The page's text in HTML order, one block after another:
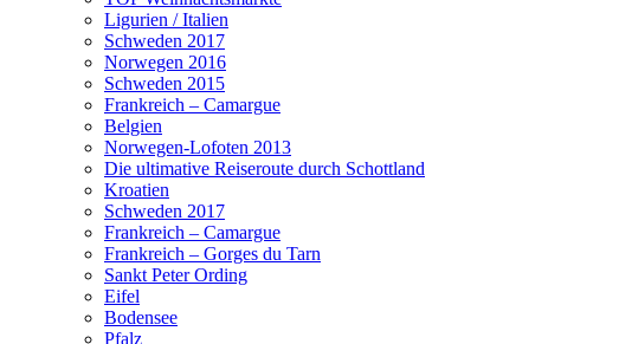
Ligurien / Italien
Schweden 2017
Norwegen 2016
Schweden 2015
Frankreich – Camargue
Belgien
Norwegen-Lofoten 2013
Die ultimative Reiseroute durch Schottland
Kroatien
Schweden 2017
Frankreich – Camargue
Frankreich – Gorges du Tarn
Sankt Peter Ording
Eifel
Bodensee
Pfalz